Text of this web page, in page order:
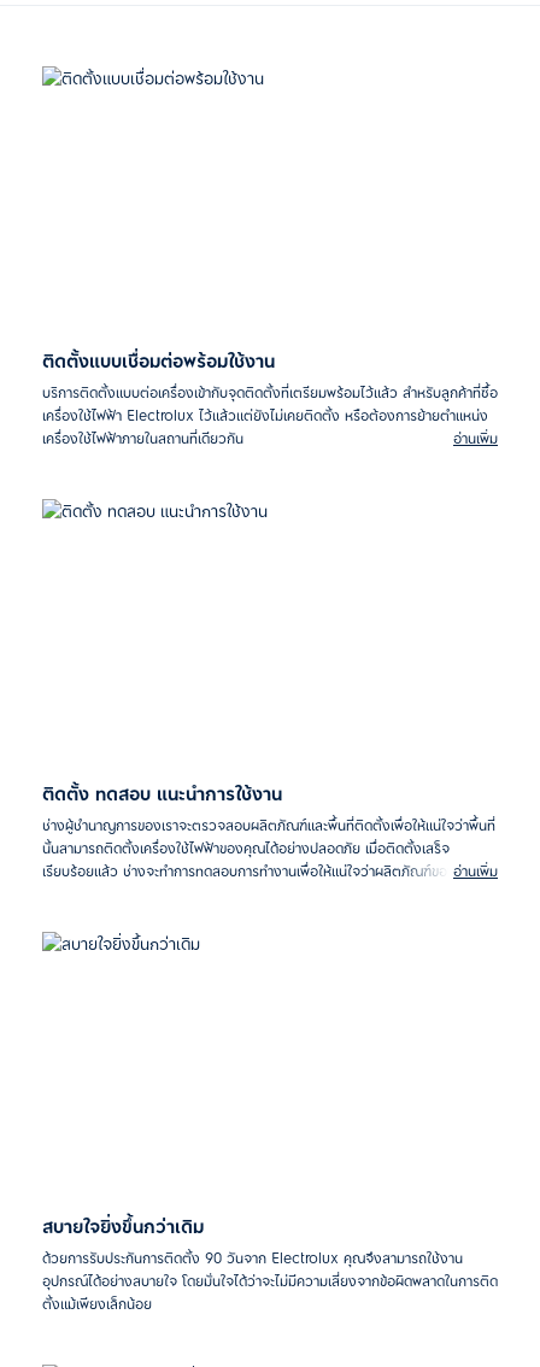
ติดตั้งแบบเชื่อมต่อพร้อมใช้งาน
บริการติดตั้งแบบต่อเครื่องเข้ากับจุดติดตั้งที่เตรียมพร้อมไว้แล้ว สำหรับลูกค้าที่ซื้อ
เครื่องใช้ไฟฟ้า Electrolux ไว้แล้วแต่ยังไม่เคยติดตั้ง หรือต้องการย้ายตำแหน่ง
เครื่องใช้ไฟฟ้าภายในสถานที่เดียวกัน
อ่านเพิ่ม
ติดตั้ง ทดสอบ แนะนำการใช้งาน
ช่างผู้ชำนาญการของเราจะตรวจสอบผลิตภัณฑ์และพื้นที่ติดตั้งเพื่อให้แน่ใจว่าพื้นที่
นั้นสามารถติดตั้งเครื่องใช้ไฟฟ้าของคุณได้อย่างปลอดภัย เมื่อติดตั้งเสร็จ
เรียบร้อยแล้ว ช่างจะทำการทดสอบการทำงานเพื่อให้แน่ใจว่าผลิตภัณฑ์ของคุณอ่านเพิ่ม
สบายใจยิ่งขึ้นกว่าเดิม
ด้วยการรับประกันการติดตั้ง 90 วันจาก Electrolux คุณจึงสามารถใช้งาน
อุปกรณ์ได้อย่างสบายใจ โดยมั่นใจได้ว่าจะไม่มีความเสี่ยงจากข้อผิดพลาดในการติด
ตั้งแม้เพียงเล็กน้อย